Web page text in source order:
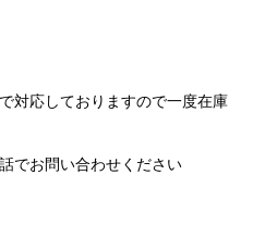
応しておりますので一度在庫
お問い合わせください